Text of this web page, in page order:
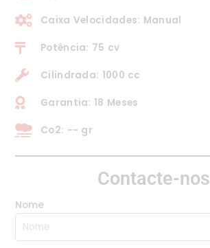
Caixa Velocidades: Manual
Potência: 75 cv
Cilindrada: 1000 cc
Garantia: 18 Meses
Co2: -- gr
Contacte-nos
Nome